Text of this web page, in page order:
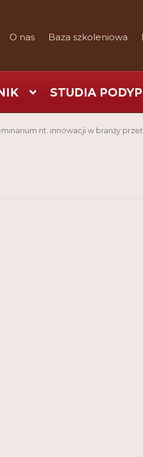
O nas Baza szkoleniowa
STUDIA
Konferencje Kontakt My Account
nt. innowacji w branży